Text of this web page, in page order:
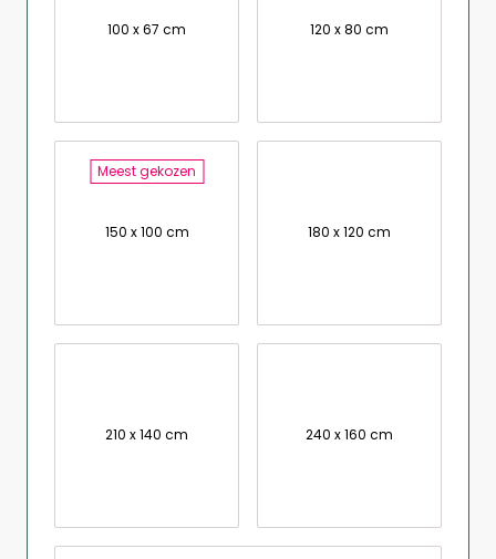
100 x 67 cm 120 x 80 cm
Meest gekozen
150 x 100 cm 180 x 120 cm
210 x 140 cm 240 x 160 cm